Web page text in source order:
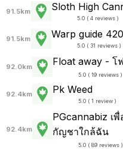
91.5km Sloth High
5.0 ( 4 reviews )
91.5km Warp guide
5.0 ( 31 reviews )
92.0km Float away - โ
5.0 ( 19 reviews )
92.4km Pk Weed
5.0 ( 1 review )
92.4km
PGcannabiz
กัญชาใกล้ฉัน
5.0 ( 89 reviews )